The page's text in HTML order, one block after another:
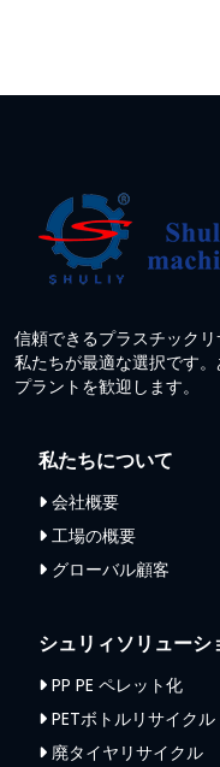
信頼できるプラスチック
私たちが最適な選択です
プラントを歓迎します。
私たちについて
会社概要
工場の概要
グローバル顧客
シュリィソリューシ
PP PE ペレット化
PETボトルリサイクル
廃タイヤリサイクル